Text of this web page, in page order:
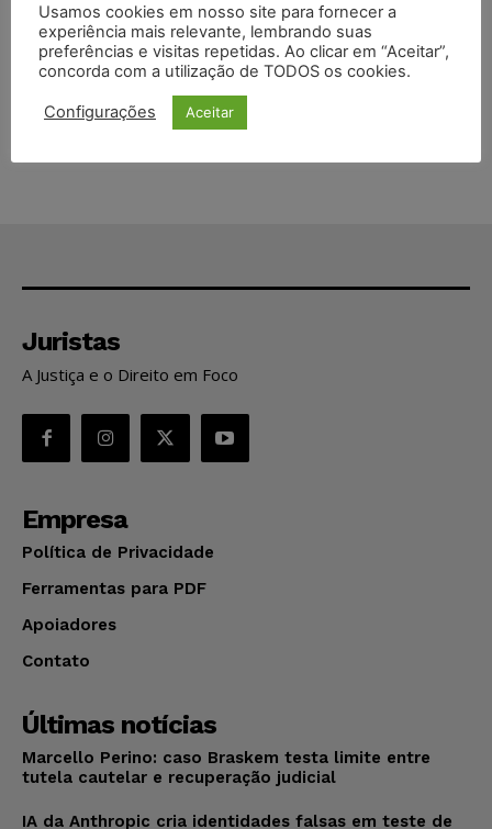
TSE reforça que sistemas das urnas eletrônicas tornam-se
invioláveis após assinatura digital e lacração
STF inicia julgamento sobre constitucionalidade da proibição
dos jogos de azar no Brasil
Juristas
A Justiça e o Direito em Foco
Empresa
Política de Privacidade
Ferramentas para PDF
Apoiadores
Contato
Últimas notícias
Marcello Perino: caso Braskem testa limite entre
tutela cautelar e recuperação judicial
IA da Anthropic cria identidades falsas em teste de
Usamos cookies em nosso site para fornecer a
experiência mais relevante, lembrando suas
preferências e visitas repetidas. Ao clicar em “Aceitar”,
concorda com a utilização de TODOS os cookies.
Configurações Aceitar